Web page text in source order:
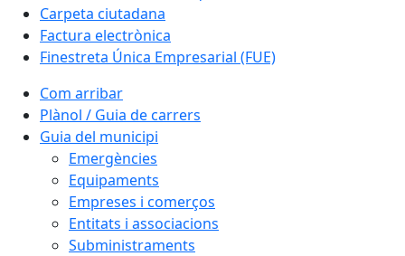
Carpeta ciutadana
Factura electrònica
Finestreta Única Empresarial (FUE)
Com arribar
Plànol / Guia de carrers
Guia del municipi
Emergències
Equipaments
Empreses i comerços
Entitats i associacions
Subministraments